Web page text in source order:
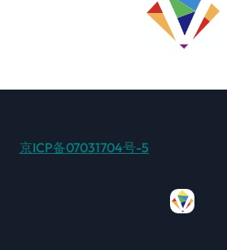
京ICP备07031704号-5